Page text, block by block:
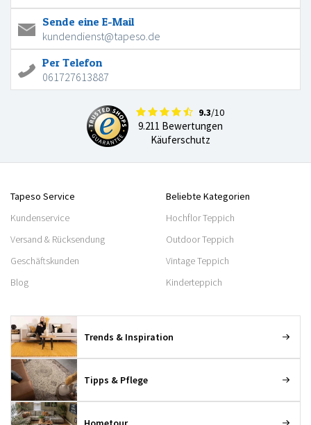
Sende eine E-Mail
kundendienst@tapeso.de
Per Telefon
061727613887
9.3/10
9.211 Bewertungen
Käuferschutz
Tapeso Service
Kundenservice
Versand & Rücksendung
Geschäftskunden
Blog
Beliebte Kategorien
Hochflor Teppich
Outdoor Teppich
Vintage Teppich
Kinderteppich
Trends & Inspiration
Tipps & Pflege